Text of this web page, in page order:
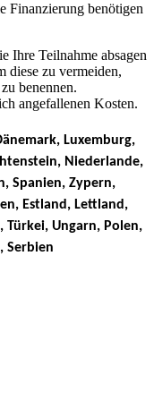
Finanzierung benötigen
Ihre Teilnahme absagen
diese zu vermeiden,
benennen.
angefallenen Kosten.
Luxemburg,
Niederlande,
Spanien, Zypern,
Estland, Lettland,
Türkei, Ungarn, Polen,
Serbien